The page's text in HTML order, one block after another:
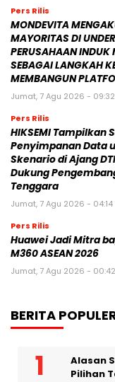
Pers Rilis
MONDEVITA
MAYORITAS DI
PERUSAHAAN INDUK
SEBAGAI LANGKAH
MEMBANGUN
Jumat, 7 Agu 2026 - 09:32
Pers Rilis
HIKSEMI Tampilkan
Penyimpanan Data
Skenario di Ajang
Dukung
Tenggara
Jumat, 7 Agu 2026 - 04:14
Pers Rilis
Huawei Jadi Mitra
M360 ASEAN 2026
Jumat, 7 Agu 2026 -
BERITA
Alasan
Pilihan